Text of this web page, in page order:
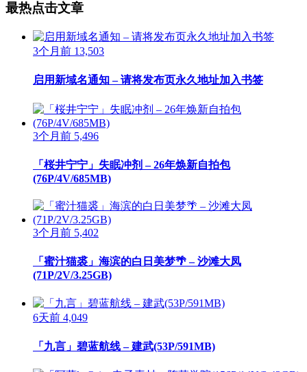
最热点击文章
3个月前 13,503
启用新域名通知 – 请将发布页永久地址加入书签
3个月前 5,496
「桜井宁宁」失眠冲剂 – 26年焕新自拍包
(76P/4V/685MB)
3个月前 5,402
「蜜汁猫裘」海滨的白日美梦🌴 – 沙滩大凤
(71P/2V/3.25GB)
6天前 4,049
「九言」碧蓝航线 – 建武(53P/591MB)